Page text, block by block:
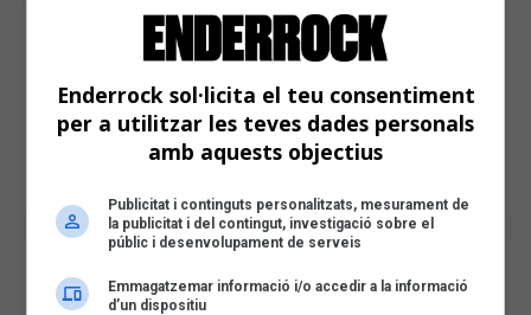
Enderrock sol·licita el teu consentiment
per a utilitzar les teves dades personals
amb aquests objectius
Publicitat i continguts personalitzats, mesurament de
la publicitat i del contingut, investigació sobre el
públic i desenvolupament de serveis
Emmagatzemar informació i/o accedir a la informació
d’un dispositiu